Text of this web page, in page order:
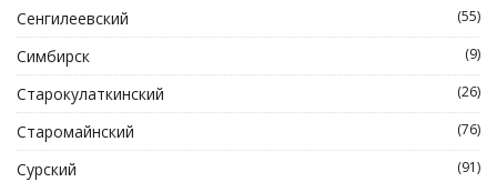
Сенгилеевский (55)
Симбирск (9)
Старокулаткинский (26)
Старомайнский (76)
Сурский (91)